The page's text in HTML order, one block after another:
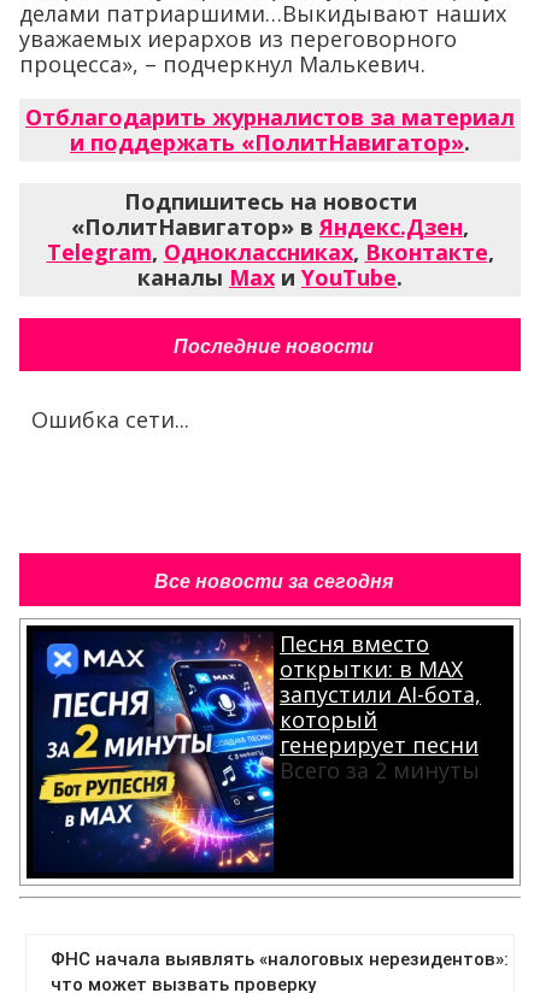
делами патриаршими…Выкидывают наших
уважаемых иерархов из переговорного
процесса», – подчеркнул Малькевич.
Отблагодарить журналистов за материал
и поддержать «ПолитНавигатор».
Подпишитесь на новости
«ПолитНавигатор» вЯндекс.Дзен,
Telegram, Одноклассниках, Вконтакте,
каналы Max и YouTube.
Последние новости
Ошибка сети...
Все новости за сегодня
Песня вместо
открытки: в MAX
запустили AI-бота,
который
генерирует песни
Всего за 2 минуты